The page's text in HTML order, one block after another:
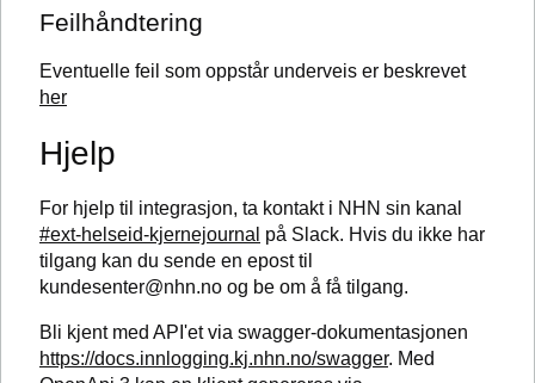
Feilhåndtering
Eventuelle feil som oppstår underveis er beskrevet
her
Hjelp
For hjelp til integrasjon, ta kontakt i NHN sin kanal
#ext-helseid-kjernejournal på Slack. Hvis du ikke har
tilgang kan du sende en epost til
kundesenter@nhn.no og be om å få tilgang.
Bli kjent med API'et via swagger-dokumentasjonen
https://docs.innlogging.kj.nhn.no/swagger. Med